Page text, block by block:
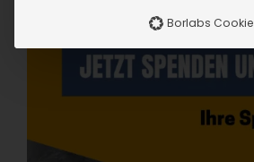
Borlabs Cookie